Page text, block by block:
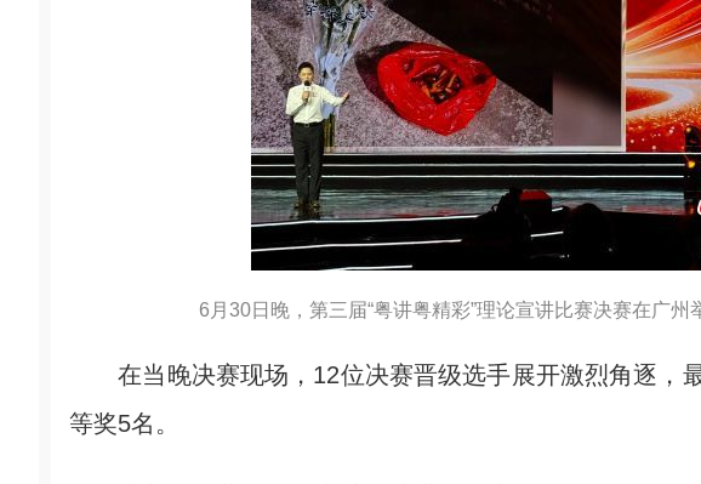
6月30日晚，第三届“粤讲粤精彩”理论宣讲比赛决赛在广州
在当晚决赛现场，12位决赛晋级选手展开激烈角逐，
等奖5名。